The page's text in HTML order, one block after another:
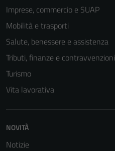
Imprese, commercio e SUAP
Mobilità e trasporti
Salute, benessere e assistenza
Tributi, finanze e contravvenzioni
Turismo
Vita lavorativa
NOVITÀ
Notizie